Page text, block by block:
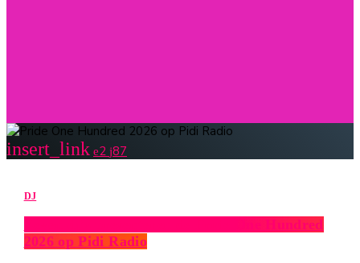
insert_link 2 87
DJ
Zeven dj’s presenteren de Pride One Hundred
2026 op Pidi Radio